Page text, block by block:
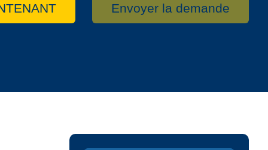
Envoyer la demande